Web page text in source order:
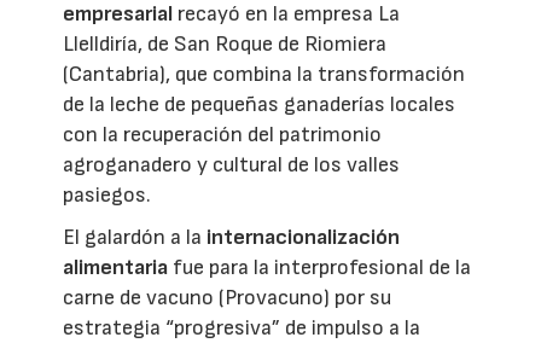
empresarial recayó en la empresa La
Llelldiría, de San Roque de Riomiera
(Cantabria), que combina la transformación
de la leche de pequeñas ganaderías locales
con la recuperación del patrimonio
agroganadero y cultural de los valles
pasiegos.
El galardón a la internacionalización
alimentaria fue para la interprofesional de la
carne de vacuno (Provacuno) por su
estrategia “progresiva” de impulso a la